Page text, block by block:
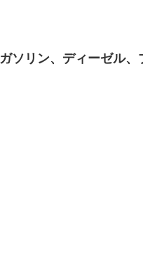
ガソリン、ディーゼル